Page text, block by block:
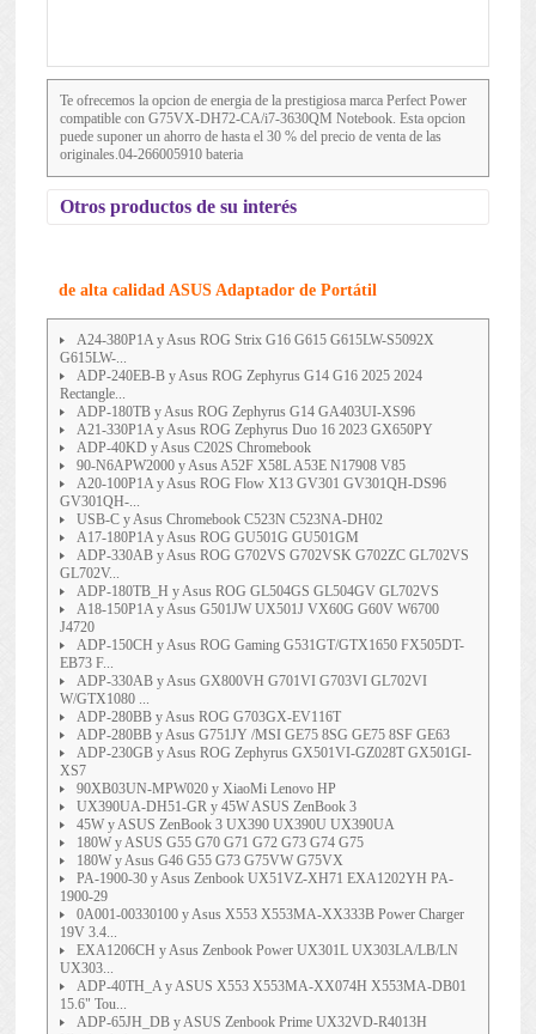
Te ofrecemos la opcion de energia de la prestigiosa marca Perfect Power
compatible con G75VX-DH72-CA/i7-3630QM Notebook. Esta opcion
puede suponer un ahorro de hasta el 30 % del precio de venta de las
originales.04-266005910 bateria
Otros productos de su interés
de alta calidad ASUS Adaptador de Portátil
A24-380P1A y Asus ROG Strix G16 G615 G615LW-S5092X
G615LW-...
ADP-240EB-B y Asus ROG Zephyrus G14 G16 2025 2024
Rectangle...
ADP-180TB y Asus ROG Zephyrus G14 GA403UI-XS96
A21-330P1A y Asus ROG Zephyrus Duo 16 2023 GX650PY
ADP-40KD y Asus C202S Chromebook
90-N6APW2000 y Asus A52F X58L A53E N17908 V85
A20-100P1A y Asus ROG Flow X13 GV301 GV301QH-DS96
GV301QH-...
USB-C y Asus Chromebook C523N C523NA-DH02
A17-180P1A y Asus ROG GU501G GU501GM
ADP-330AB y Asus ROG G702VS G702VSK G702ZC GL702VS
GL702V...
ADP-180TB_H y Asus ROG GL504GS GL504GV GL702VS
A18-150P1A y Asus G501JW UX501J VX60G G60V W6700
J4720
ADP-150CH y Asus ROG Gaming G531GT/GTX1650 FX505DT-
EB73 F...
ADP-330AB y Asus GX800VH G701VI G703VI GL702VI
W/GTX1080 ...
ADP-280BB y Asus ROG G703GX-EV116T
ADP-280BB y Asus G751JY /MSI GE75 8SG GE75 8SF GE63
ADP-230GB y Asus ROG Zephyrus GX501VI-GZ028T GX501GI-
XS7
90XB03UN-MPW020 y XiaoMi Lenovo HP
UX390UA-DH51-GR y 45W ASUS ZenBook 3
45W y ASUS ZenBook 3 UX390 UX390U UX390UA
180W y ASUS G55 G70 G71 G72 G73 G74 G75
180W y Asus G46 G55 G73 G75VW G75VX
PA-1900-30 y Asus Zenbook UX51VZ-XH71 EXA1202YH PA-
1900-29
0A001-00330100 y Asus X553 X553MA-XX333B Power Charger
19V 3.4...
EXA1206CH y Asus Zenbook Power UX301L UX303LA/LB/LN
UX303...
ADP-40TH_A y ASUS X553 X553MA-XX074H X553MA-DB01
15.6" Tou...
ADP-65JH_DB y ASUS Zenbook Prime UX32VD-R4013H